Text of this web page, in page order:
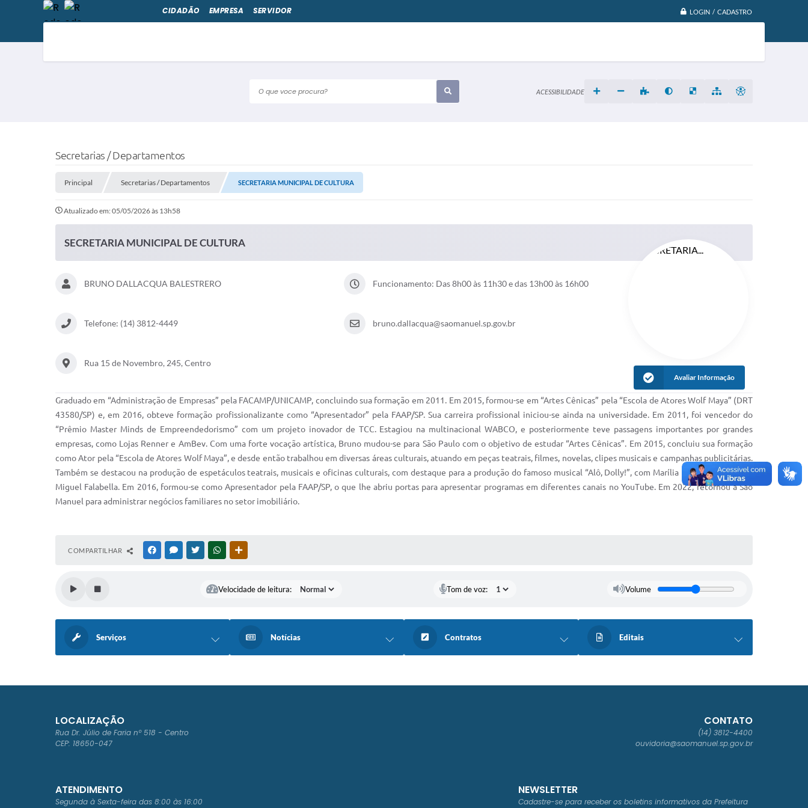
LOGIN / CADASTRO
O que voce procura?
CIDADÃO EMPRESA SERVIDOR
ACESSIBILIDADE
Secretarias / Departamentos
Principal Secretarias / Departamentos SECRETARIA MUNICIPAL DE CULTURA
Atualizado em: 05/05/2026 às 13h58
SECRETARIA MUNICIPAL DE CULTURA
BRUNO DALLACQUA BALESTRERO Funcionamento: Das 8h00 às 11h30 e das 13h00 às 16h00
Telefone: (14) 3812-4449 bruno.dallacqua@saomanuel.sp.gov.br
Rua 15 de Novembro, 245, Centro
Avaliar Informação
Graduado em “Administração de Empresas” pela FACAMP/UNICAMP, concluindo sua formação em 2011. Em 2015, formou-se em “Artes Cênicas” pela “Escola de Atores Wolf Maya” (DRT
43580/SP) e, em 2016, obteve formação profissionalizante como “Apresentador” pela FAAP/SP. Sua carreira profissional iniciou-se ainda na universidade. Em 2011, foi vencedor do
“Prêmio Master Minds de Empreendedorismo” com um projeto inovador de TCC. Estagiou na multinacional WABCO, e posteriormente teve passagens importantes por grandes
empresas, como Lojas Renner e AmBev. Com uma forte vocação artística, Bruno mudou-se para São Paulo com o objetivo de estudar “Artes Cênicas”. Em 2015, concluiu sua formação
como Ator pela “Escola de Atores Wolf Maya”, e desde então trabalhou em diversas áreas culturais, atuando em peças teatrais, filmes, novelas, clipes musicais e campanhas publicitárias.
Também se destacou na produção de espetáculos teatrais, musicais e oficinas culturais, com destaque para a produção do famoso musical “Alô, Dolly!”, com Marília Pêra e dirigido por
Miguel Falabella. Em 2016, formou-se como Apresentador pela FAAP/SP, o que lhe abriu portas para apresentar programas em diferentes canais no YouTube. Em 2022, retornou a São
Manuel para administrar negócios familiares no setor imobiliário.
COMPARTILHAR FACEBOOKMESSENGER
TWITTERWHATSAPP
Velocidade de leitura: Tom de voz: Volume
Serviços Notícias Contratos Editais
LOCALIZAÇÃO
Rua Dr. Júlio de Faria nº 518 - Centro
CEP: 18650-047
CONTATO
(14) 3812-4400
ouvidoria@saomanuel.sp.gov.br
ATENDIMENTO
Segunda à Sexta-feira das 8:00 às 16:00
NEWSLETTER
Cadastre-se para receber os boletins informativos da Prefeitura